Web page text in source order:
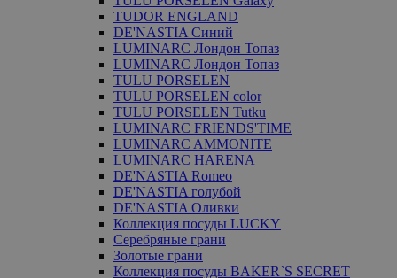
TUDOR ENGLAND
DE'NASTIA Синий
LUMINARC Лондон Топаз
LUMINARC Лондон Топаз
TULU PORSELEN
TULU PORSELEN color
TULU PORSELEN Tutku
LUMINARC FRIENDS'TIME
LUMINARC AMMONITE
LUMINARC HARENA
DE'NASTIA Romeo
DE'NASTIA голубой
DE'NASTIA Оливки
Коллекция посуды LUCKY
Серебряные грани
Золотые грани
Коллекция посуды BAKER`S SECRET